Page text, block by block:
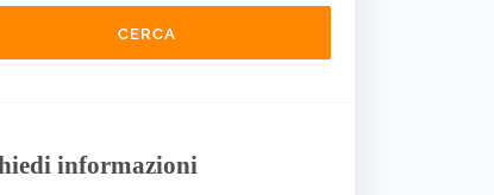
CERCA
informazioni